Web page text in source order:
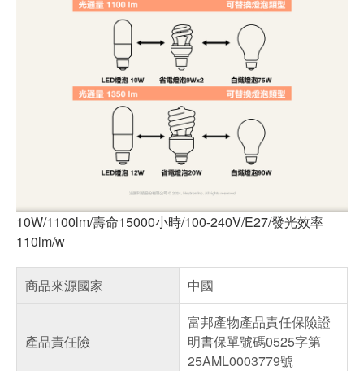
10W/1100lm/壽命15000小時/100-240V/E27/發光效率
110lm/w
商品來源國家 中國
產品責任險
富邦產物產品責任保險證
明書保單號碼0525字第
25AML0003779號